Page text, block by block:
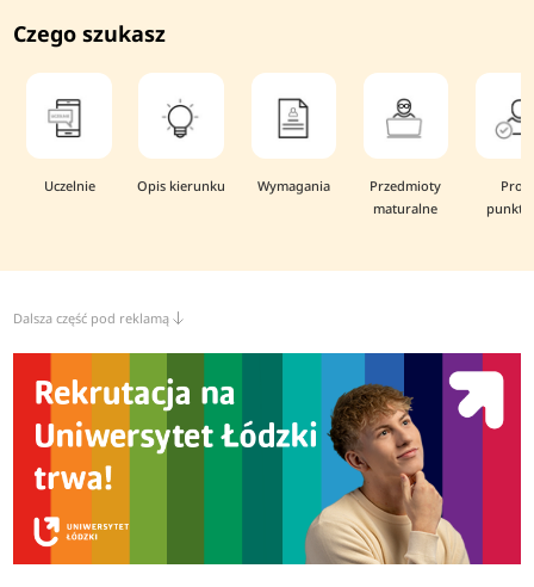
Czego szukasz
Uczelnie Opis kierunku Wymagania
Przedmioty
maturalne
Dalsza część pod reklamą